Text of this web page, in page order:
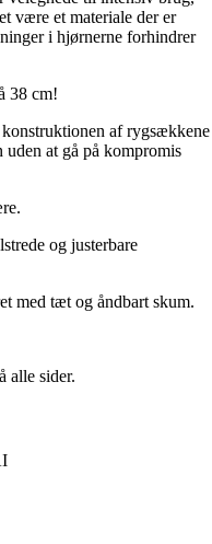
være et materiale der er
i hjørnerne forhindrer
38 cm!
af rygsækkene
at gå på kompromis
og justerbare
med tæt og åndbart skum.
alle sider.